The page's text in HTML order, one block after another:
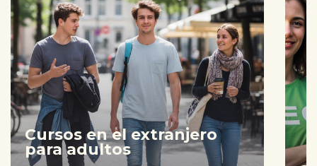
Cursos en el extranjero
para adultos